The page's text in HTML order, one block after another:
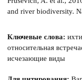
and river biodiversity.
Ключевые слова:
относительная
исчезающие виды